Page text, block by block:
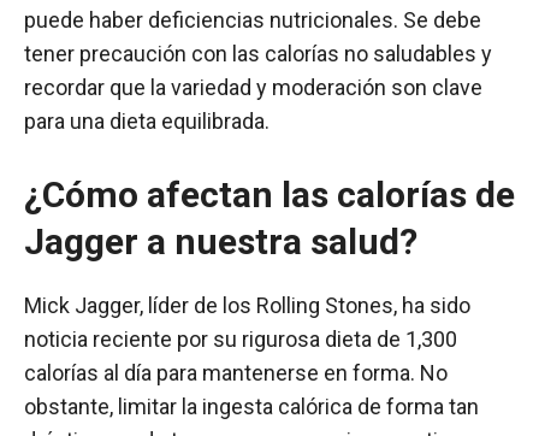
puede haber deficiencias nutricionales. Se debe
tener precaución con las calorías no saludables y
recordar que la variedad y moderación son clave
para una dieta equilibrada.
¿Cómo afectan las calorías de
Jagger a nuestra salud?
Mick Jagger, líder de los Rolling Stones, ha sido
noticia reciente por su rigurosa dieta de 1,300
calorías al día para mantenerse en forma. No
obstante, limitar la ingesta calórica de forma tan